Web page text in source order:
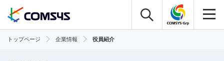
トップページ 企業情報 役員紹介